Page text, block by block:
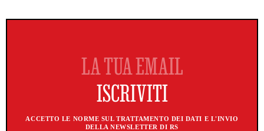
ACCETTO LE NORME SUL TRATTAMENTO DEI DATI E L'INVIO
DELLA NEWSLETTER DI RS